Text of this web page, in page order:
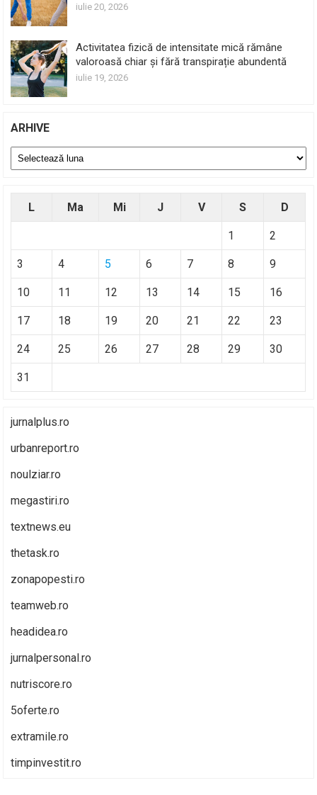
iulie 20, 2026
Activitatea fizică de intensitate mică rămâne
valoroasă chiar și fără transpirație abundentă
iulie 19, 2026
ARHIVE
Arhive
L Ma Mi J V S D
1 2
3 4 5 6 7 8 9
10 11 12 13 14 15 16
17 18 19 20 21 22 23
24 25 26 27 28 29 30
31
jurnalplus.ro
urbanreport.ro
noulziar.ro
megastiri.ro
textnews.eu
thetask.ro
zonapopesti.ro
teamweb.ro
headidea.ro
jurnalpersonal.ro
nutriscore.ro
5oferte.ro
extramile.ro
timpinvestit.ro